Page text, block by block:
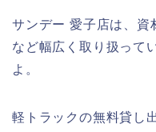
サンデー 愛子店は、資
など幅広く取り扱って
よ。
軽トラックの無料貸し